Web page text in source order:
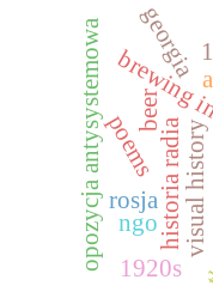
beer
historia radia
rosja
opozycja antysystemowapoems
georgia
visual history
1920s
ngo